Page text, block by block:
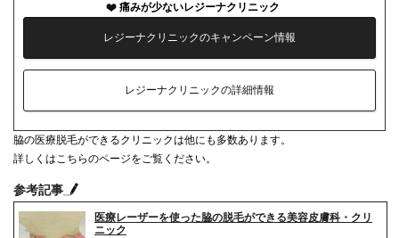
痛みが少ないレジーナクリニック
レジーナクリニックのキャンペーン情報
レジーナクリニックの詳細情報
脇の医療脱毛ができるクリニックは他にも多数あります。
詳しくはこちらのページをご覧ください。
参考記事
医療レーザーを使った脇の脱毛ができる美容皮膚科・クリ
ニック